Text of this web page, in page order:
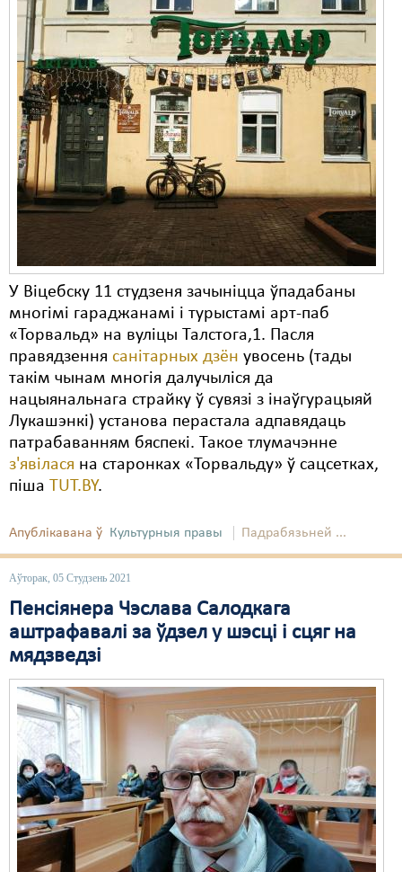
У Віцебску 11 студзеня зачыніцца ўпадабаны
многімі гараджанамі і турыстамі арт-паб
«Торвальд» на вуліцы Талстога,1. Пасля
правядзення санітарных дзён увосень (тады
такім чынам многія далучыліся да
нацыянальнага страйку ў сувязі з інаўгурацыяй
Лукашэнкі) установа перастала адпавядаць
патрабаванням бяспекі. Такое тлумачэнне
з'явілася на старонках «Торвальду» ў сацсетках,
піша TUT.BY.
Апублікавана ў Культурныя правы Падрабязьней ...
Аўторак, 05 Студзень 2021
Пенсіянера Чэслава Салодкага
аштрафавалі за ўдзел у шэсці і сцяг на
мядзведзі